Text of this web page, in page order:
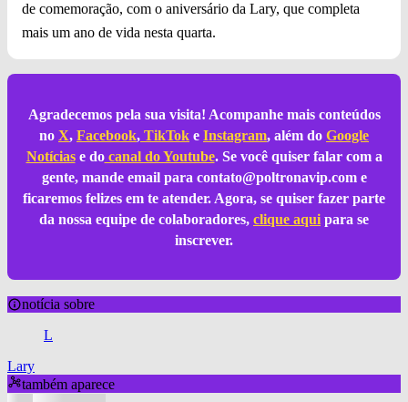
de comemoração, com o aniversário da Lary, que completa
mais um ano de vida nesta quarta.
Agradecemos pela sua visita! Acompanhe mais conteúdos
no X, Facebook, TikTok e Instagram, além do Google
Notíciase docanal do Youtube. Se você quiser falar com a
gente, mande email para contato@poltronavip.come
ficaremos felizes em te atender. Agora, se quiser fazer parte
da nossa equipe de colaboradores, clique aqui para se
inscrever.
notícia sobre
L
Lary
também aparece